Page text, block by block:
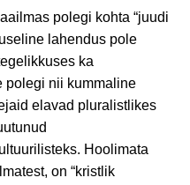
polegi kohta “juudi
lahendus pole
ka
polegi nii kummaline
elavad pluralistlikes
Hoolimata
on “kristlik